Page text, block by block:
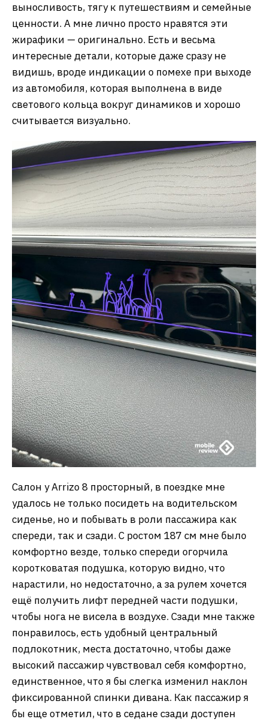
выносливость, тягу к путешествиям и семейные
ценности. А мне лично просто нравятся эти
жирафики — оригинально. Есть и весьма
интересные детали, которые даже сразу не
видишь, вроде индикации о помехе при выходе
из автомобиля, которая выполнена в виде
светового кольца вокруг динамиков и хорошо
считывается визуально.
Салон у Arrizo 8 просторный, в поездке мне
удалось не только посидеть на водительском
сиденье, но и побывать в роли пассажира как
спереди, так и сзади. С ростом 187 см мне было
комфортно везде, только спереди огорчила
коротковатая подушка, которую видно, что
нарастили, но недостаточно, а за рулем хочется
ещё получить лифт передней части подушки,
чтобы нога не висела в воздухе. Сзади мне также
понравилось, есть удобный центральный
подлокотник, места достаточно, чтобы даже
высокий пассажир чувствовал себя комфортно,
единственное, что я бы слегка изменил наклон
фиксированной спинки дивана. Как пассажир я
бы еще отметил, что в седане сзади доступен